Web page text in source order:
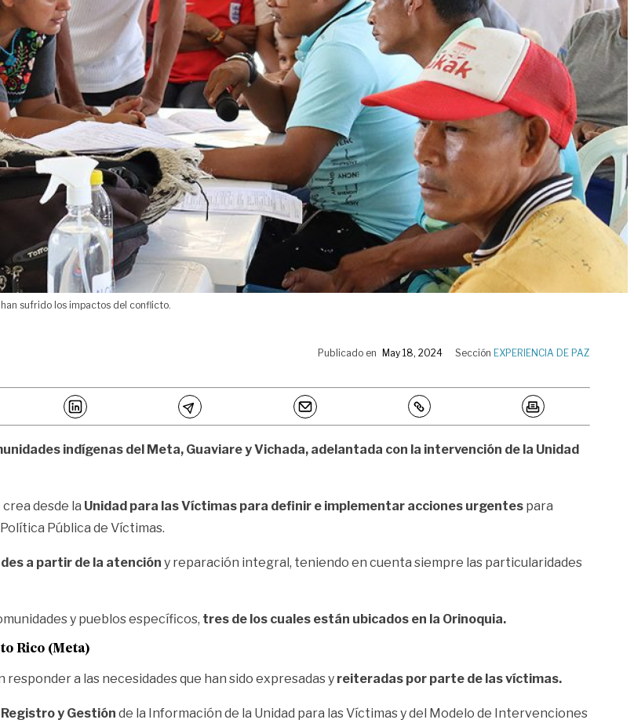
sufrido los impactos del conflicto.
Publicado en May 18, 2024 Sección EXPERIENCIA DE PAZ
indígenas del Meta, Guaviare y Vichada, adelantada con la intervención de la Unidad
desde la Unidad para las Víctimas para definir e implementar acciones urgentes para
Pública de Víctimas.
a partir de la atención y reparación integral, teniendo en cuenta siempre las particularidades
y pueblos específicos, tres de los cuales están ubicados en la Orinoquia.
Rico (Meta)
responder a las necesidades que han sido expresadas y reiteradas por parte de las víctimas.
y Gestión de la Información de la Unidad para las Víctimas y del Modelo de Intervenciones